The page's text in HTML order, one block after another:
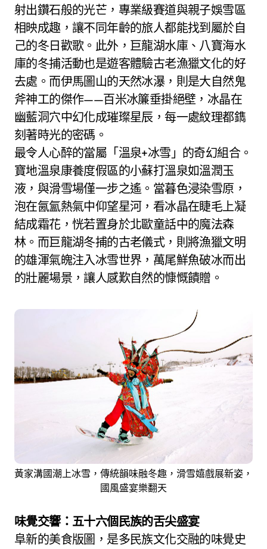
射出鑽石般的光芒，專業級賽道與親子娛雪區
相映成趣，讓不同年齡的旅人都能找到屬於自
己的冬日歡歌。此外，巨龍湖水庫、八寶海水
庫的冬捕活動也是遊客體驗古老漁獵文化的好
去處。而伊馬圖山的天然冰瀑，則是大自然鬼
斧神工的傑作——百米冰簾垂掛絕壁，冰晶在
幽藍洞穴中幻化成璀璨星辰，每一處紋理都鐫
刻著時光的密碼。
最令人心醉的當屬「溫泉+冰雪」的奇幻組合。
寶地溫泉康養度假區的小蘇打溫泉如溫潤玉
液，與滑雪場僅一步之遙。當暮色浸染雪原，
泡在氤氳熱氣中仰望星河，看冰晶在睫毛上凝
結成霜花，恍若置身於北歐童話中的魔法森
林。而巨龍湖冬捕的古老儀式，則將漁獵文明
的雄渾氣魄注入冰雪世界，萬尾鮮魚破冰而出
的壯麗場景，讓人感歎自然的慷慨饋贈。
黃家溝國潮上冰雪，傳統韻味融冬趣，滑雪嬉戲展新姿，
國風盛宴樂翻天
味覺交響：五十六個民族的舌尖盛宴
阜新的美食版圖，是多民族文化交融的味覺史